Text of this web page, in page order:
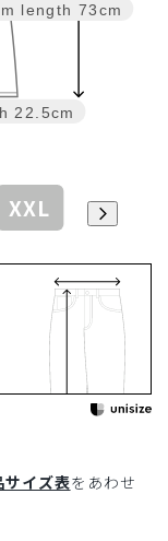
length 73cm
22.5cm
XXL
サイズ表をあわせ